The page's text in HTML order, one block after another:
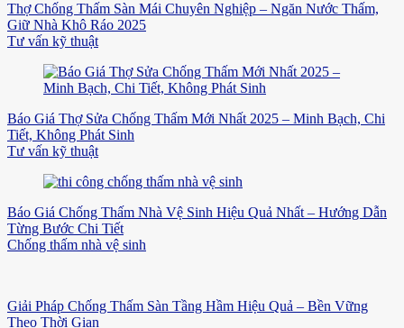
Thợ Chống Thấm Sàn Mái Chuyên Nghiệp – Ngăn Nước Thấm,
Giữ Nhà Khô Ráo 2025
Tư vấn kỹ thuật
Báo Giá Thợ Sửa Chống Thấm Mới Nhất 2025 – Minh Bạch, Chi
Tiết, Không Phát Sinh
Tư vấn kỹ thuật
Báo Giá Chống Thấm Nhà Vệ Sinh Hiệu Quả Nhất – Hướng Dẫn
Từng Bước Chi Tiết
Chống thấm nhà vệ sinh
Giải Pháp Chống Thấm Sàn Tầng Hầm Hiệu Quả – Bền Vững
Theo Thời Gian